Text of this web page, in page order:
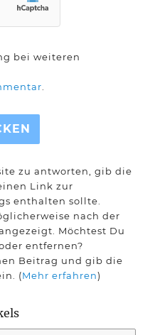
bei weiteren
zu antworten, gib die
Link zur
enthalten sollte.
nach der
Möchtest Du
entfernen?
Beitrag und gib die
(Mehr erfahren)